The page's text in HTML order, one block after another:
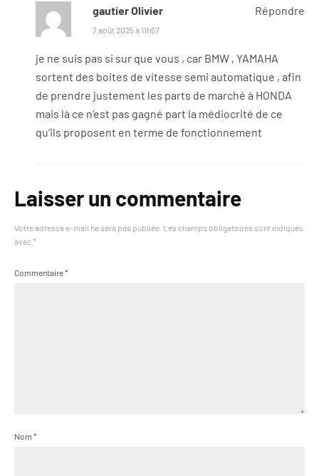
gautier Olivier
7 août 2025 à 11h57
je ne suis pas si sur que vous , car BMW , YAMAHA
sortent des boites de vitesse semi automatique , afin
de prendre justement les parts de marché à HONDA
mais là ce n’est pas gagné part la médiocrité de ce
qu’ils proposent en terme de fonctionnement
Répondre
Laisser un commentaire
Votre adresse e-mail ne sera pas publiée. Les champs obligatoires sont indiqués
avec *
Commentaire*
Nom *